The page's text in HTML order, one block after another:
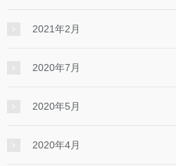
2021年2月
2020年7月
2020年5月
2020年4月